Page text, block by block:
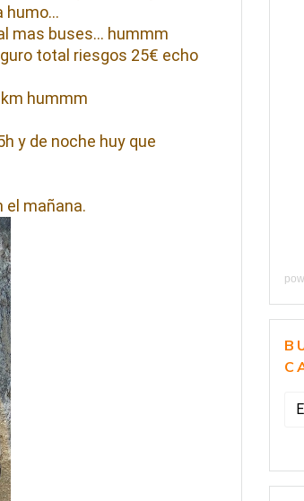
humo…
mas buses… hummm
total riesgos 25€ echo
hummm
y de noche huy que
el mañana.